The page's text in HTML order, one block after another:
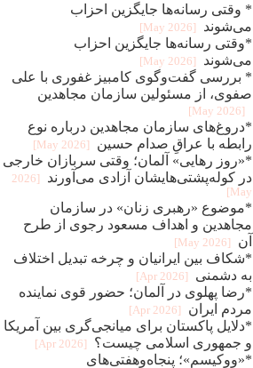
* وقتی رسانه‌ها جایگزین احزاب
می‌شوند
[2026 May]
*وقتی رسانه‌ها جایگزین احزاب
می‌شوند
[2026 May]
* بررسی گفت‌وگوی کامبیز غفوری با علی
صفوی، از مسئولین سازمان مجاهدین
[2026 May]
*دروغ‌های سازمان مجاهدین درباره نوع
رابطه با عراقِ صدام حسین
[2026 May]
*«روز رهایی» آلمان؛ وقتی سربازان خارجی
در کوله‌پشتی‌هایشان آزادی می‌آورند
[2026
May]
*موضوع «رهبری زنان» در سازمان
مجاهدین و اهداف مسعود رجوی از طرح
آن
[2026 May]
*شکاف بین ایرانیان و چرخه تبدیل اختلاف
به دشمنی
[2026 Apr]
*رضا پهلوی در آلمان؛ حضور قوی نماینده
مردم ایران
[2026 Apr]
*دلایل پاکستان برای میانجی‌گری بین آمریکا
و جمهوری اسلامی چیست؟
[2026 Apr]
*«ووکیسم»؛ پنجاه‌وهفتی‌های